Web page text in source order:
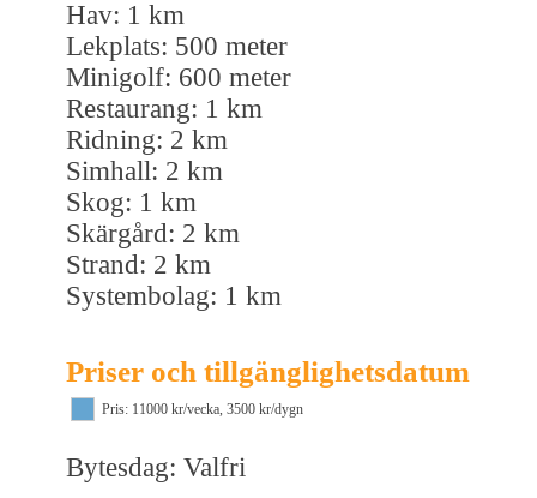
Hav: 1 km
Lekplats: 500 meter
Minigolf: 600 meter
Restaurang: 1 km
Ridning: 2 km
Simhall: 2 km
Skog: 1 km
Skärgård: 2 km
Strand: 2 km
Systembolag: 1 km
Priser och tillgänglighetsdatum
Pris: 11000 kr/vecka, 3500 kr/dygn
Bytesdag: Valfri